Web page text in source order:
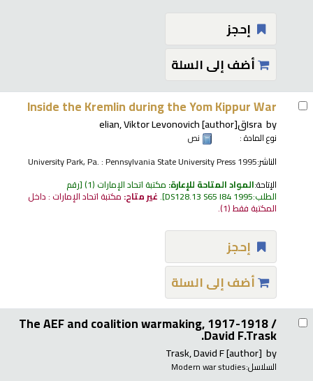
إحجز
أضف إلى السلة
Inside the Kremlin during the Yom Kippur War
by Israقelian, Viktor Levonovich [author]
نوع المادة :
نص
الناشر:University Park, Pa. : Pennsylvania State University Press 1995
الإتاحة:المواد المتاحة للإعارة: مكتبة اتحاد الإمارات (1) رقم
الطلب:DS128.13 S65 I84 1995
.غير متاح: مكتبة اتحاد الإمارات : داخل
المكتبة فقط(1).
إحجز
أضف إلى السلة
The AEF and coalition warmaking, 1917-1918 /
David F.Trask.
by
Trask, David F[author]
السلاسل:Modern war studies